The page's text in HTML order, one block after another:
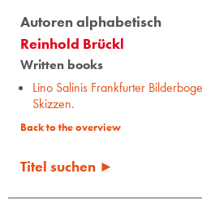
Autoren alphabetisch
Reinhold Brückl
Written books
Lino Salinis Frankfurter
Skizzen.
Back to the overview
Titel suchen ►